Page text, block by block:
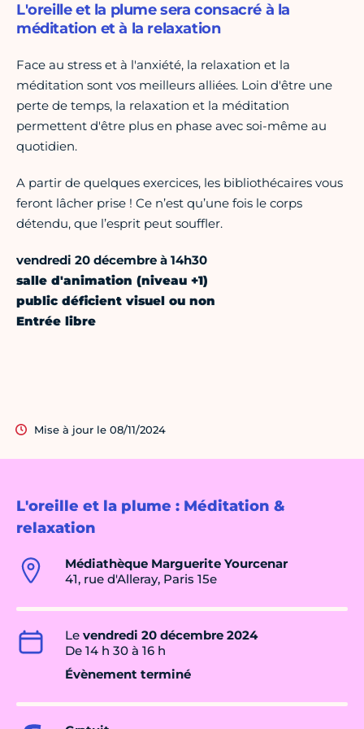
L'oreille et la plume : Méditation &
relaxation
Médiathèque Marguerite Yourcenar
41, rue d'Alleray, Paris 15e
Le vendredi 20 décembre 2024
De 14 h 30 à 16 h
Évènement terminé
L'oreille et la plume sera consacré à la
méditation et à la relaxation
Face au stress et à l'anxiété, la relaxation et la
méditation sont vos meilleurs alliées. Loin d'être une
perte de temps, la relaxation et la méditation
permettent d'être plus en phase avec soi-même au
quotidien.
A partir de quelques exercices, les bibliothécaires vous
feront lâcher prise ! Ce n’est qu’une fois le corps
détendu, que l’esprit peut souffler.
vendredi 20 décembre à 14h30
salle d'animation (niveau +1)
public déficient visuel ou non
Entrée libre
Mise à jour le 08/11/2024